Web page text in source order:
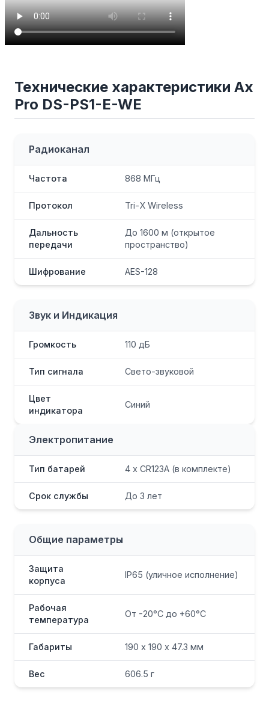
Технические характеристики Ax
Pro DS-PS1-E-WE
Радиоканал
Частота 868 МГц
Протокол Tri-X Wireless
Дальность
передачи
До 1600 м (открытое
пространство)
Шифрование AES-128
Звук и Индикация
Громкость 110 дБ
Тип сигнала Свето-звуковой
Цвет
индикатора
Синий
Электропитание
Тип батарей 4 x CR123A (в комплекте)
Срок службы До 3 лет
Общие параметры
Защита
корпуса
IP65 (уличное исполнение)
Рабочая
температура
От -20°C до +60°C
Габариты 190 х 190 х 47.3 мм
Вес 606.5 г